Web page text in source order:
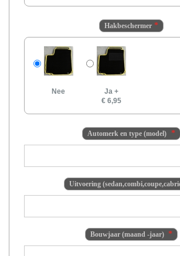
Hakbeschermer
Nee Ja +
€ 6,95
Automerk en type (model)
Uitvoering
Bouwjaar (maand -jaar)